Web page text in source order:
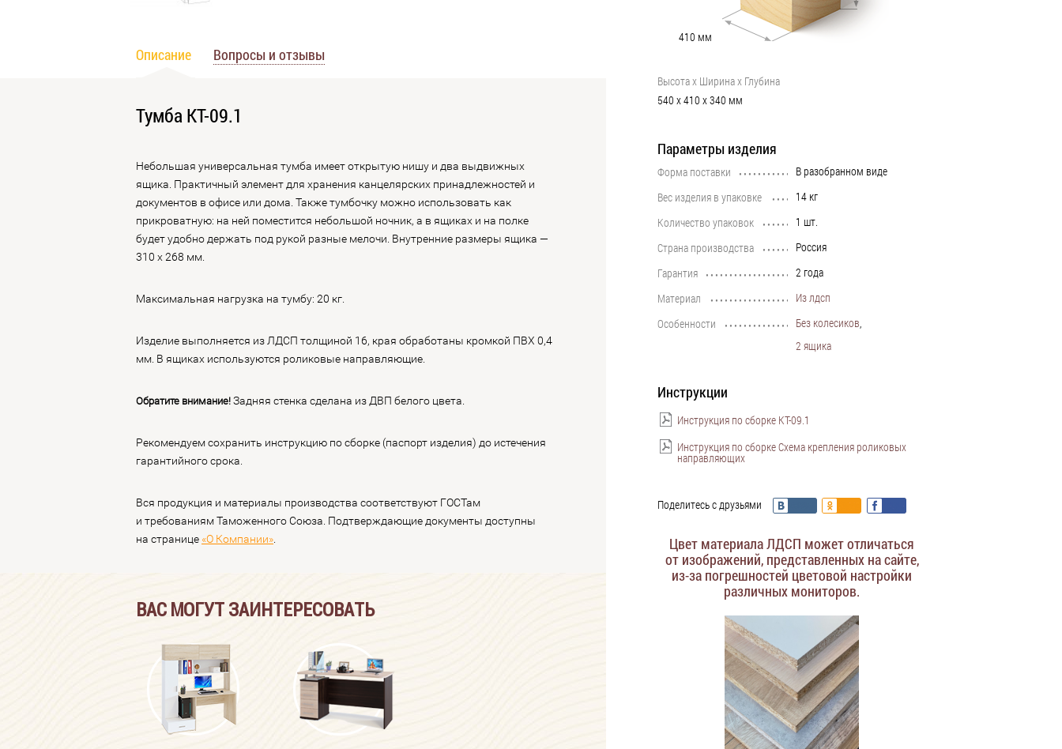
Описание Вопросы и отзывы
Тумба КТ-09.1
Небольшая универсальная тумба имеет открытую нишу и два выдвижных
ящика. Практичный элемент для хранения канцелярских принадлежностей и
документов в офисе или дома. Также тумбочку можно использовать как
прикроватную: на ней поместится небольшой ночник, а в ящиках и на полке
будет удобно держать под рукой разные мелочи. Внутренние размеры ящика —
310 х 268 мм.
Максимальная нагрузка на тумбу: 20 кг.
Изделие выполняется из ЛДСП толщиной 16, края обработаны кромкой ПВХ 0,4
мм. В ящиках используются роликовые направляющие.
Обратите внимание! Задняя стенка сделана из ДВП белого цвета.
Рекомендуем сохранить инструкцию по сборке (паспорт изделия) до истечения
гарантийного срока.
Вся продукция и материалы производства соответствуют ГОСТам
и требованиям Таможенного Союза. Подтверждающие документы доступны
на странице «О Компании»
ВАС МОГУТ ЗАИНТЕРЕСОВАТЬ
410 мм
Высота х Ширина х Глубина
540 х410 х340 мм
Параметры изделия
Форма поставки В разобранном виде
Вес изделия в упаковке 14 кг
Количество упаковок 1 шт.
Страна производства Россия
Гарантия 2 года
Материал Из лдсп
Особенности Без колесиков,
2 ящика
Инструкции
Инструкция по сборке КТ-09.1
Инструкция по сборке Схема крепления роликовых
направляющих
Поделитесь с друзьями
Цвет материала ЛДСП может отличаться
от изображений, представленных на сайте,
из-за погрешностей цветовой настройки
различных мониторов.